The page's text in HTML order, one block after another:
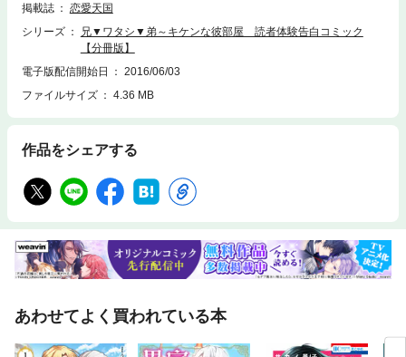
掲載誌
恋愛天国
シリーズ
兄▼ワタシ▼弟～キケンな彼部屋 読者体験告白コミック
【分冊版】
電子版配信開始日
2016/06/03
ファイルサイズ
4.36 MB
作品をシェアする
あわせてよく買われている本